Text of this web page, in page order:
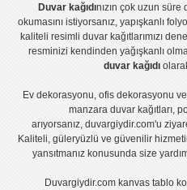
Duvar kağıdınızın çok uzun süre
okumasını istiyorsanız, yapışkanlı folyo
kaliteli resimli duvar kağıtlarımızı
resminizi kendinden yağışkanlı
duvar kağıdı
Ev dekorasyonu ,ofis dekorasyonu
manzara duvar kağıtları,
arıyorsanız, duvargiydir.com'u
Kaliteli, güleryüzlü ve güvenilir
yansıtmanız konusunda size
Duvargiydir.comkanvas tablo